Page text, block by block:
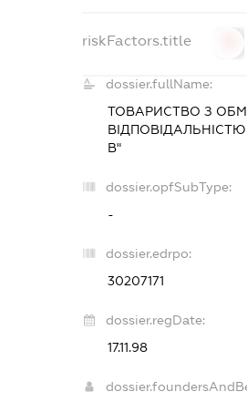
riskFactors.title
dossier.fullName:
ТОВАРИСТВО З
В"
dossier.opfSubType:
-
dossier.edrpo:
30207171
dossier.regDate:
17.11.98